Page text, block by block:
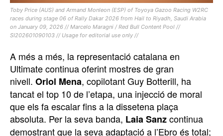
Toby Price (AUS) and Armand Monleon (ESP) of Toyoya Gazoo Racing W2RC
races during stage 06 of Rally Dakar 2026 from Hail to Riyadh, Saudi Arabia
on January 09, 2026 // Marcelo Maragni / Red Bull Content Pool //
SI202601090103 // Usage for editorial use only //
A més a més, la representació catalana en
Ultimate continua oferint mostres de gran
nivell. Oriol Mena, copilotant Guy Botterill, ha
tancat el top 10 de l’etapa, una injecció de moral
que els fa escalar fins a la dissetena plaça
absoluta. Per la seva banda, Laia Sanzcontinua
demostrant que la seva adaptació a l’Ebro és total;